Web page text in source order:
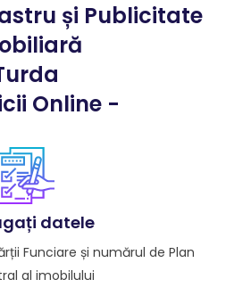
și Publicitate
Online -
datele
Funciare și numărul de Plan
al imobilului